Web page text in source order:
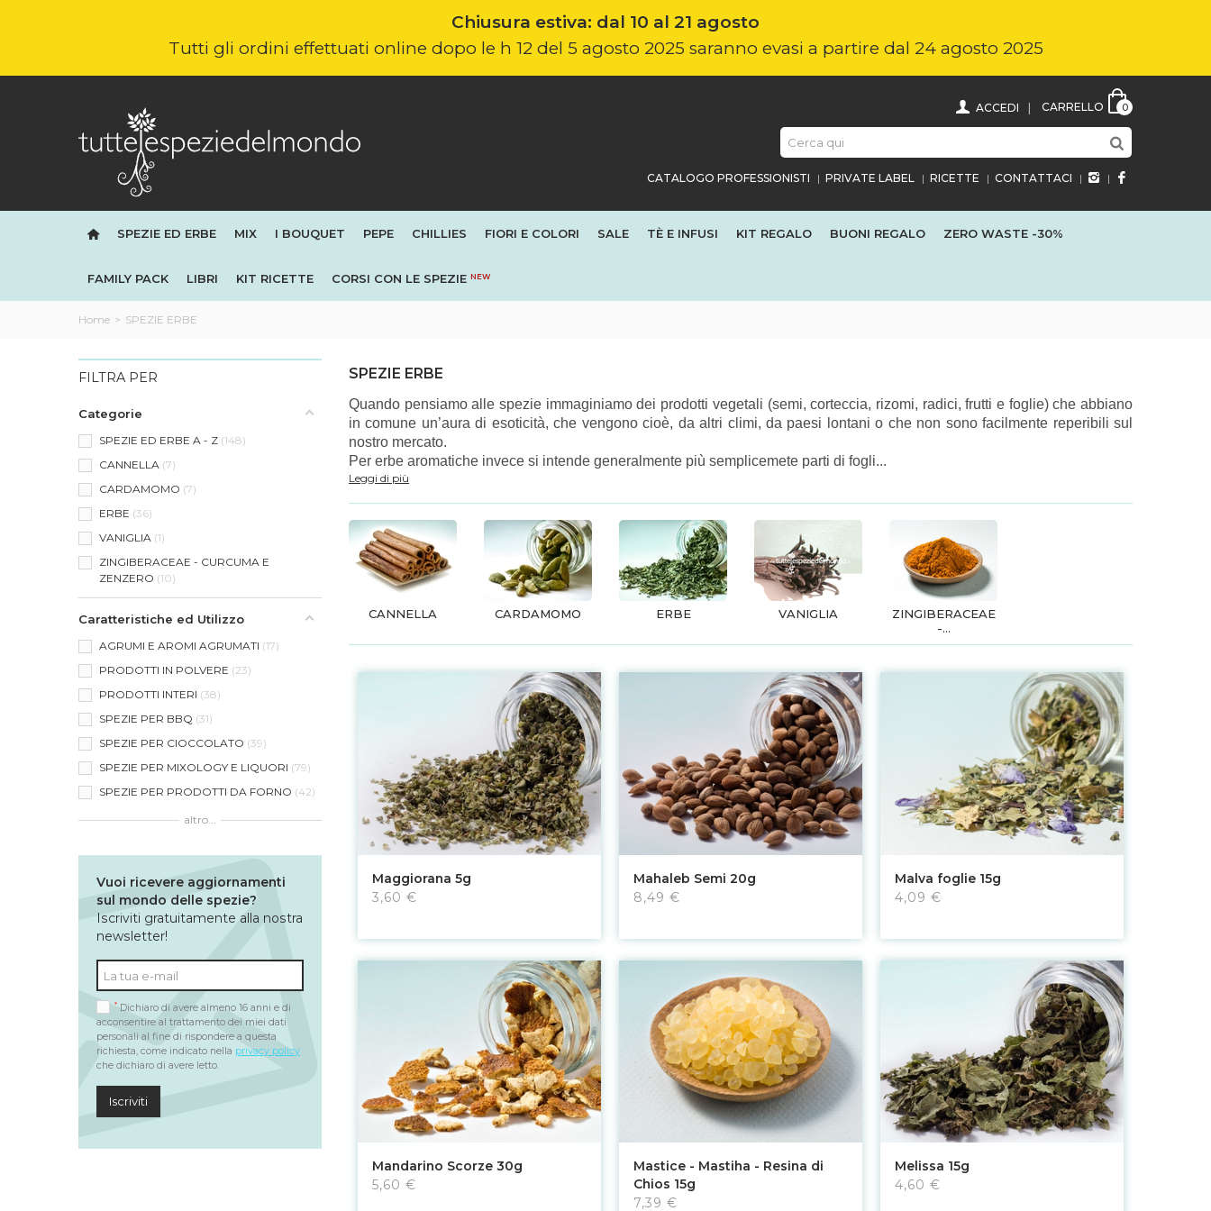
Chiusura estiva: dal 10 al 21 agosto
Tutti gli ordini effettuati online dopo le h 12 del 5 agosto 2025 saranno evasi a partire dal 24 agosto 2025
0
CARRELLO
ACCEDI
CONTATTACI
RICETTE
PRIVATE LABEL
CATALOGO PROFESSIONISTI
SPEZIE ED ERBE MIX I BOUQUET PEPE CHILLIES FIORI E COLORI SALE TÈ E INFUSI KIT REGALO BUONI REGALO ZERO WASTE -30%
FAMILY PACK LIBRI KIT RICETTE CORSI CON LE SPEZIE NEW
Home > SPEZIE ERBE
FILTRA PER
Categorie
SPEZIE ED ERBE A - Z 148
CANNELLA 7
CARDAMOMO 7
ERBE 36
VANIGLIA 1
ZINGIBERACEAE - CURCUMA E
ZENZERO 10
Caratteristiche ed Utilizzo
AGRUMI E AROMI AGRUMATI 17
PRODOTTI IN POLVERE 23
PRODOTTI INTERI 38
SPEZIE PER BBQ 31
SPEZIE PER CIOCCOLATO 39
SPEZIE PER MIXOLOGY E LIQUORI 79
SPEZIE PER PRODOTTI DA FORNO 42
altro...
Vuoi ricevere aggiornamenti
sul mondo delle spezie?
Iscriviti gratuitamente alla nostra
newsletter!
* Dichiaro di avere almeno 16 anni e di
acconsentire al trattamento dei miei dati
personali al fine di rispondere a questa
richiesta, come indicato nella privacy policy
che dichiaro di avere letto.
Iscriviti
SPEZIE ERBE
Quando pensiamo alle spezie immaginiamo dei prodotti vegetali (semi, corteccia, rizomi, radici, frutti e foglie) che abbiano
in comune un’aura di esoticità, che vengono cioè, da altri climi, da paesi lontani o che non sono facilmente reperibili sul
nostro mercato.
Per erbe aromatiche invece si intende generalmente più semplicemete parti di fogli...
Leggi di più
CANNELLA CARDAMOMO ERBE VANIGLIA
ZINGIBERACEAE
-...
Aggiungi al carrello
Maggiorana 5g
3,60 €
Aggiungi al carrello
Mahaleb Semi 20g
8,49 €
Aggiungi al carrello
Malva foglie 15g
4,09 €
Aggiungi al carrello
Mandarino Scorze 30g
5,60 €
Aggiungi al carrello
Mastice - Mastiha - Resina di
Chios 15g
7,39 €
Aggiungi al carrello
Melissa 15g
4,60 €